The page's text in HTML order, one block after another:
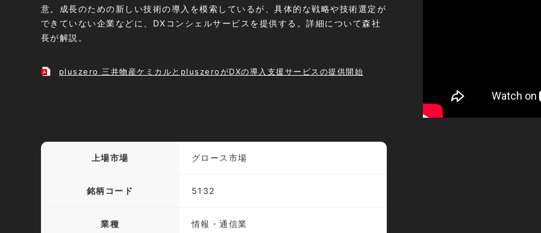
意。成長のための新しい技術の導入を模索しているが、具体的な戦略や技術選定が
できていない企業などに、DXコンシェルサービスを提供する。詳細について森社
長が解説。
pluszero 三井物産ケミカルとpluszeroがDXの導入支援サービスの提供開始
上場市場 グロース市場
銘柄コード 5132
業種 情報・通信業